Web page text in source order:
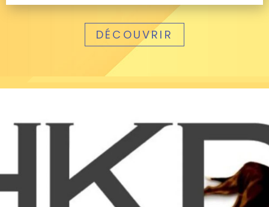
DÉCOUVRIR